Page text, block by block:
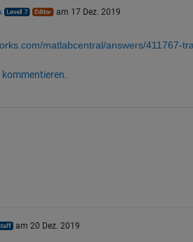
am 17 Dez. 2019
matlabcentral/answers/411767-
kommentieren.
am 20 Dez. 2019